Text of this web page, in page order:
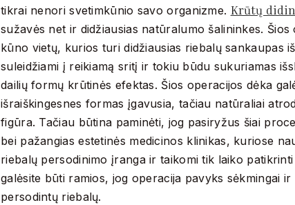
tikrai nenori svetimkūnio savo organizme. Krūtų
sužavės net ir didžiausias natūralumo šalininkes.
kūno vietų, kurios turi didžiausias riebalų sankaupas
suleidžiami į reikiamą sritį ir tokiu būdu sukuriamas
dailių formų krūtinės efektas. Šios operacijos dėka
išraiškingesnes formas įgavusia, tačiau natūraliai
figūra. Tačiau būtina paminėti, jog pasiryžus šiai
bei pažangias estetinės medicinos klinikas, kuriose
riebalų persodinimo įranga ir taikomi tik laiko
galėsite būti ramios, jog operacija pavyks sėkmingai
persodintų riebalų.